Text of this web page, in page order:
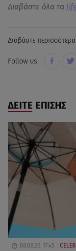
Διαβάστε όλα τα
Διαβάστε περισσότερα:
Follow us:
ΔΕΙΤΕ ΕΠΙΣΗΣ
08.08.26, 17:45